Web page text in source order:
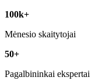
100k+
Mėnesio skaitytojai
50+
Pagalbininkai ekspertai